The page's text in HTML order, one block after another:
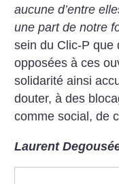
aucune d’entre
une part de notre
sein du Clic-P que
opposées à ces
solidarité ainsi
douter, à des
comme social, de
Laurent